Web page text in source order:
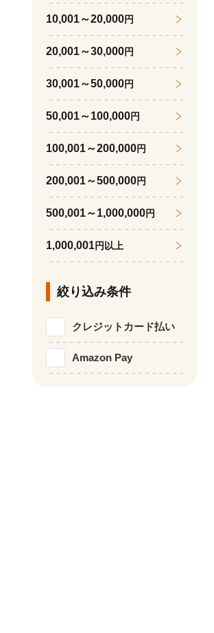
10,001～20,000円
20,001～30,000円
30,001～50,000円
50,001～100,000円
100,001～200,000円
200,001～500,000円
500,001～1,000,000円
1,000,001円以上
絞り込み条件
クレジットカード払い
Amazon Pay